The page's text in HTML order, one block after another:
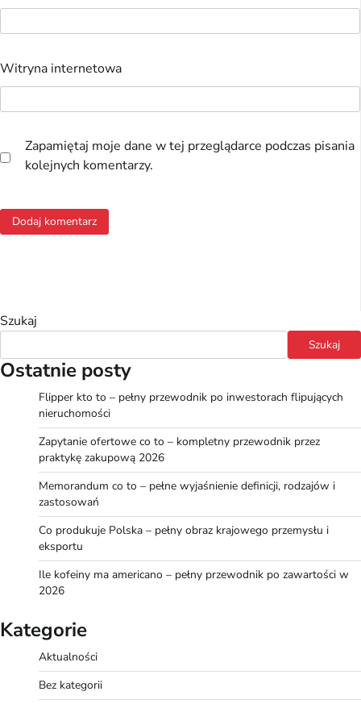
Witryna internetowa
Zapamiętaj moje dane w tej przeglądarce podczas pisania
kolejnych komentarzy.
Szukaj
Szukaj
Ostatnie posty
Flipper kto to – pełny przewodnik po inwestorach flipujących
nieruchomości
Zapytanie ofertowe co to – kompletny przewodnik przez
praktykę zakupową 2026
Memorandum co to – pełne wyjaśnienie definicji, rodzajów i
zastosowań
Co produkuje Polska – pełny obraz krajowego przemysłu i
eksportu
Ile kofeiny ma americano – pełny przewodnik po zawartości w
2026
Kategorie
Aktualności
Bez kategorii